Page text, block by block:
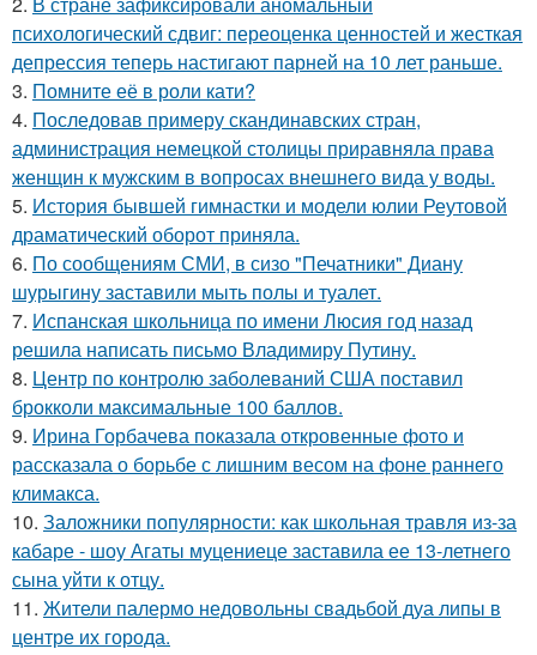
психологический сдвиг: переоценка ценностей и жесткая
депрессия теперь настигают парней на 10 лет раньше.
3. Помните её в роли кати?
4. Последовав примеру скандинавских стран,
администрация немецкой столицы приравняла права
женщин к мужским в вопросах внешнего вида у воды.
5. История бывшей гимнастки и модели юлии Реутовой
драматический оборот приняла.
6. По сообщениям СМИ, в сизо "Печатники" Диану
шурыгину заставили мыть полы и туалет.
7. Испанская школьница по имени Люсия год назад
решила написать письмо Владимиру Путину.
8. Центр по контролю заболеваний США поставил
брокколи максимальные 100 баллов.
9. Ирина Горбачева показала откровенные фото и
рассказала о борьбе с лишним весом на фоне раннего
климакса.
10. Заложники популярности: как школьная травля из-за
кабаре - шоу Агаты муцениеце заставила ее 13-летнего
сына уйти к отцу.
11. Жители палермо недовольны свадьбой дуа липы в
центре их города.